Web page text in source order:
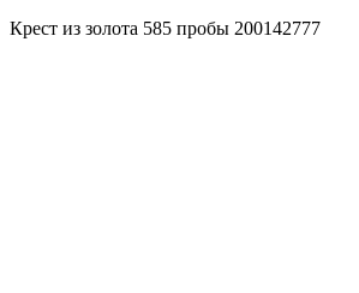
Крест из золота 585 пробы 200142777